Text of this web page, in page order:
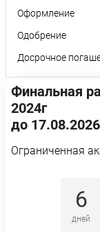
Оформление
Одобрение
Досрочное
Финальная
2024г
до 17.08.2026
Ограниченная
6
дней